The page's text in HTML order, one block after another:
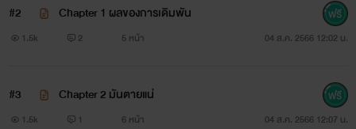
#2 Chapter 1 ผลของการเดิมพัน
1.5k 2 5 หน้า 04 ส.ค. 2566 12:02 น.
#3 Chapter 2 มันตายแน่
1.5k 1 6 หน้า 04 ส.ค. 2566 12:07 น.